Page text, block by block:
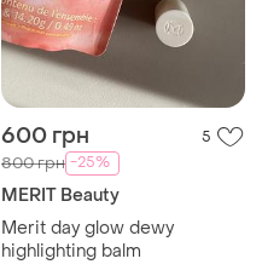
600 грн 5
800 грн -25%
MERIT Beauty
Merit day glow dewy
highlighting balm